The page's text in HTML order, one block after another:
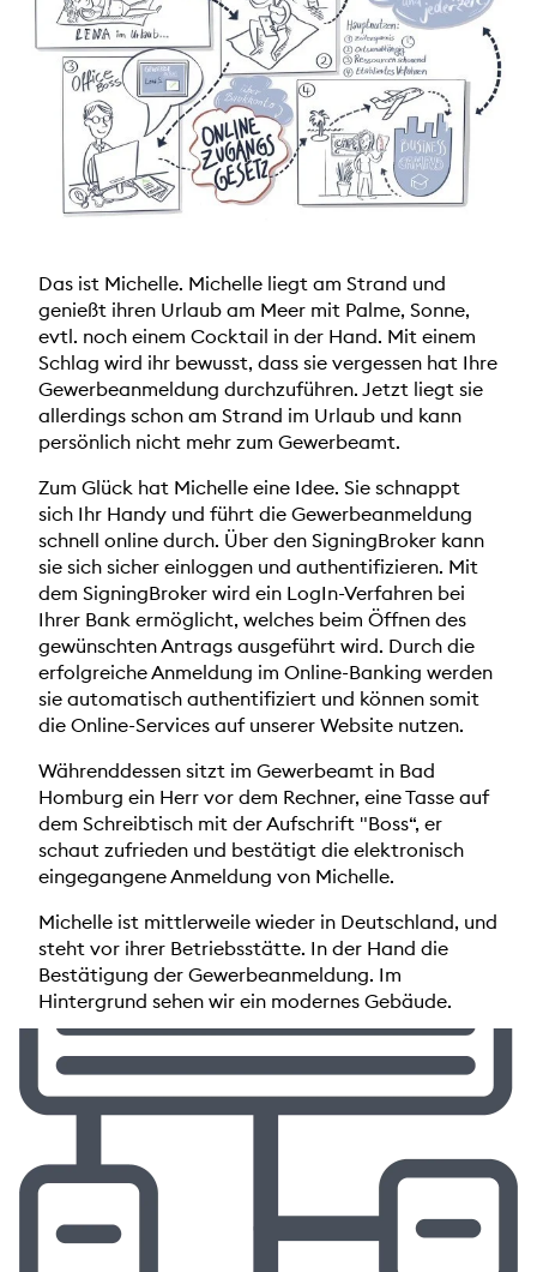
Das ist Michelle. Michelle liegt am Strand und
genießt ihren Urlaub am Meer mit Palme, Sonne,
evtl. noch einem Cocktail in der Hand. Mit einem
Schlag wird ihr bewusst, dass sie vergessen hat Ihre
Gewerbeanmeldung durchzuführen. Jetzt liegt sie
allerdings schon am Strand im Urlaub und kann
persönlich nicht mehr zum Gewerbeamt.
Zum Glück hat Michelle eine Idee. Sie schnappt
sich Ihr Handy und führt die Gewerbeanmeldung
schnell online durch. Über den SigningBroker kann
sie sich sicher einloggen und authentifizieren. Mit
dem SigningBroker wird ein LogIn-Verfahren bei
Ihrer Bank ermöglicht, welches beim Öffnen des
gewünschten Antrags ausgeführt wird. Durch die
erfolgreiche Anmeldung im Online-Banking werden
sie automatisch authentifiziert und können somit
die Online-Services auf unserer Website nutzen.
Währenddessen sitzt im Gewerbeamt in Bad
Homburg ein Herr vor dem Rechner, eine Tasse auf
dem Schreibtisch mit der Aufschrift "Boss“, er
schaut zufrieden und bestätigt die elektronisch
eingegangene Anmeldung von Michelle.
Michelle ist mittlerweile wieder in Deutschland, und
steht vor ihrer Betriebsstätte. In der Hand die
Bestätigung der Gewerbeanmeldung. Im
Hintergrund sehen wir ein modernes Gebäude.